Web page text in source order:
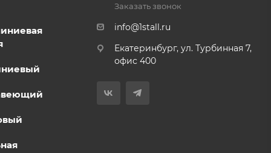
Заказать звонок
info@1stall.ru
Екатеринбург, ул. Турбинная 7,
офис 400